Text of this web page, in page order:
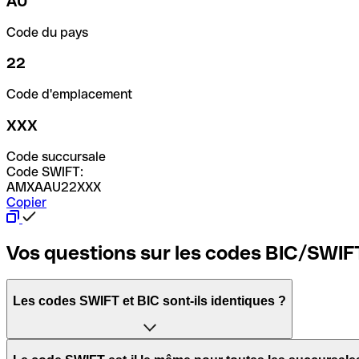
Code du pays
22
Code d'emplacement
XXX
Code succursale
Code SWIFT:
AMXAAU22XXX
Copier
Vos questions sur les codes BIC/
Les codes SWIFT et BIC sont-ils identiques ?